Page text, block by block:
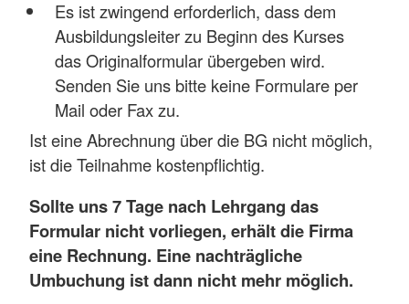
Es ist zwingend erforderlich, dass dem
Ausbildungsleiter zu Beginn des Kurses
das Originalformular übergeben wird.
Senden Sie uns bitte keine Formulare per
Mail oder Fax zu.
Ist eine Abrechnung über die BG nicht möglich,
ist die Teilnahme kostenpflichtig.
Sollte uns 7 Tage nach Lehrgang das
Formular nicht vorliegen, erhält die Firma
eine Rechnung. Eine nachträgliche
Umbuchung ist dann nicht mehr möglich.